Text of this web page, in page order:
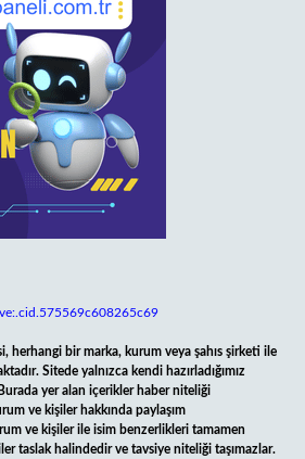
herhangi bir marka, kurum veya şahıs şirketi ile
Sitede yalnızca kendi hazırladığımız
yer alan içerikler haber niteliği
ve kişiler hakkında paylaşım
ve kişiler ile isim benzerlikleri tamamen
taslak halindedir ve tavsiye niteliği taşımazlar.